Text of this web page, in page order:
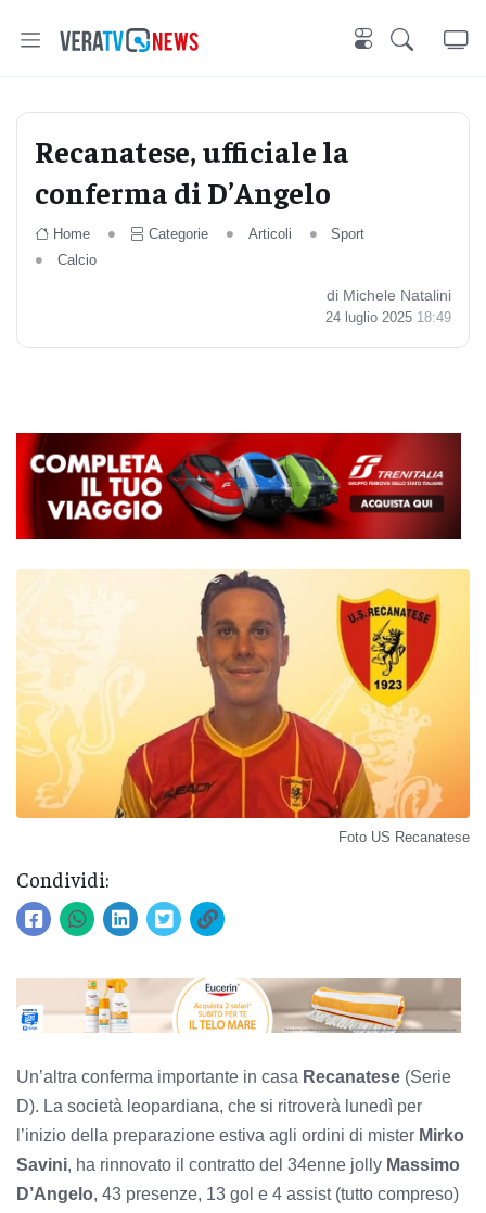
Recanatese, ufficiale la
conferma di D’Angelo
Home Categorie Articoli
Sport
Calcio
di Michele Natalini
24 luglio 2025 18:49
Foto US Recanatese
Condividi:
Un’altra conferma importante in casa Recanatese (Serie
D). La società leopardiana, che si ritroverà lunedì per
l’inizio della preparazione estiva agli ordini di mister Mirko
Savini, ha rinnovato il contratto del 34enne jolly Massimo
D’Angelo, 43 presenze, 13 gol e 4 assist (tutto compreso)